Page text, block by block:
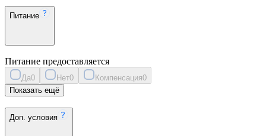
Питание
Питание предоставляется
Да0 Нет0 Компенсация0
Показать ещё
Доп. условия